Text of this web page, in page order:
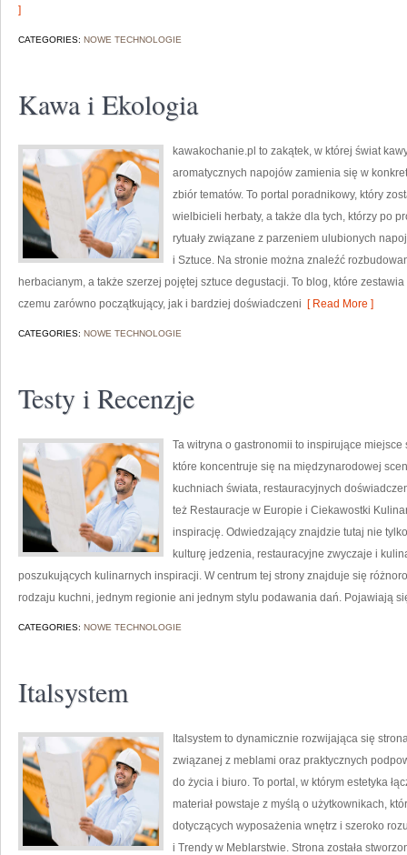
]
CATEGORIES: NOWE TECHNOLOGIE
Kawa i Ekologia
kawakochanie.pl to zakątek, w której świat
aromatycznych napojów zamienia się w
zbiór tematów. To portal poradnikowy, który
wielbicieli herbaty, a także dla tych, którzy po
rytuały związane z parzeniem ulubionych
i Sztuce. Na stronie można znaleźć
herbacianym, a także szerzej pojętej sztuce degustacji. To blog, które
czemu zarówno początkujący, jak i bardziej doświadczeni [ Read More ]
CATEGORIES: NOWE TECHNOLOGIE
Testy i Recenzje
Ta witryna o gastronomii to inspirujące
które koncentruje się na międzynarodowej
kuchniach świata, restauracyjnych
też Restauracje w Europie i Ciekawostki
inspirację. Odwiedzający znajdzie tutaj nie
kulturę jedzenia, restauracyjne zwyczaje i
poszukujących kulinarnych inspiracji. W centrum tej strony znajduje się
rodzaju kuchni, jednym regionie ani jednym stylu podawania dań. Pojawiają
CATEGORIES: NOWE TECHNOLOGIE
Italsystem
Italsystem to dynamicznie rozwijająca się
związanej z meblami oraz praktycznych
do życia i biuro. To portal, w którym estetyka
materiał powstaje z myślą o użytkownikach,
dotyczących wyposażenia wnętrz i szeroko
i Trendy w Meblarstwie. Strona została